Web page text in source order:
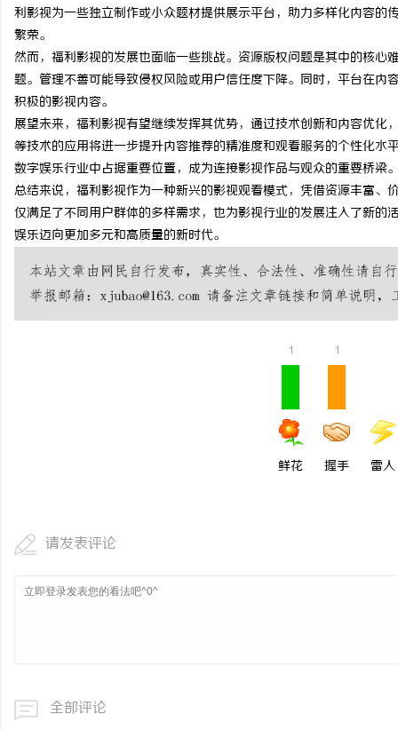
利影视为一些独立制作或小众题材提供展示平台，助力多样化内容
繁荣。
然而，福利影视的发展也面临一些挑战。资源版权问题是其中的核
题。管理不善可能导致侵权风险或用户信任度下降。同时，平台在
积极的影视内容。
展望未来，福利影视有望继续发挥其优势，通过技术创新和内容优
等技术的应用将进一步提升内容推荐的精准度和观看服务的个性化
数字娱乐行业中占据重要位置，成为连接影视作品与观众的重要桥梁
总结来说，福利影视作为一种新兴的影视观看模式，凭借资源丰富
仅满足了不同用户群体的多样需求，也为影视行业的发展注入了新
娱乐迈向更加多元和高质量的新时代。
1
鲜花
1
握手 雷人
请发表评论
全部评论
温婉灵动，一眼万年！
唇，才是你整张脸的点